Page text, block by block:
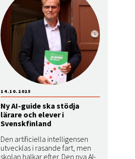
Ny AI-guide ska stödja
lärare och elever i
Svenskfinland
Den artificiella intelligensen
utvecklas i rasande fart, men
skolan halkar efter. Den nya AI-
14.10.2025